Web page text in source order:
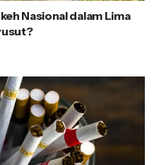
Nasional dalam Lima